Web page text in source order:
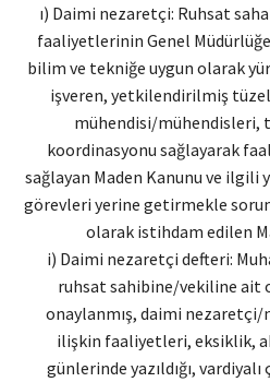
ı) Daimi nezaretçi: Ruhsat
faaliyetlerinin Genel
bilim ve tekniğe uygun olarak
işveren, yetkilendirilmiş
mühendisi/mühendisleri,
koordinasyonu sağlayarak
sağlayan Maden Kanunu ve
görevleri yerine getirmekle
olarak istihdam edilen
i) Daimi nezaretçi defteri:
ruhsat sahibine/vekiline ait
onaylanmış, daimi
ilişkin faaliyetleri, eksiklik,
günlerinde yazıldığı,